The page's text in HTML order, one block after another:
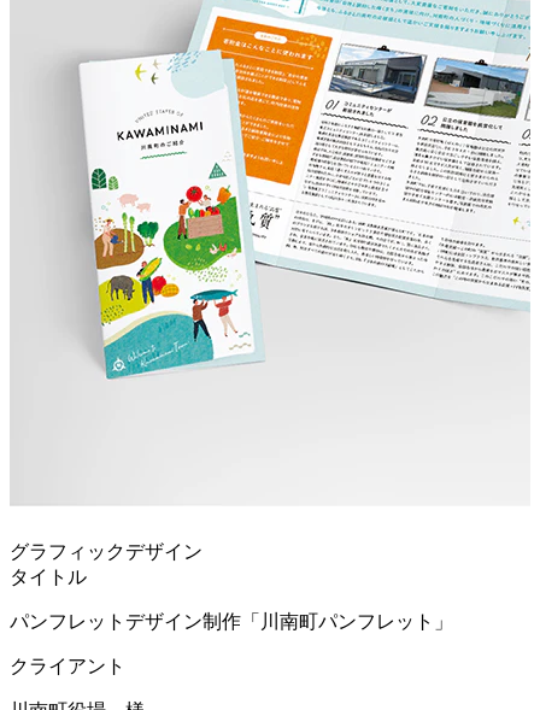
グラフィックデザイン
タイトル
パンフレットデザイン制作「川南町パンフレット」
クライアント